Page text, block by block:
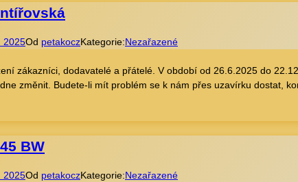
2025Od petakoczKategorie:Nezařazené
zákazníci, dodavatelé a přátelé. V období od 26.6.2025 do
změnit. Budete-li mít problém se k nám přes uzavírku dostat,
BW
2025Od petakoczKategorie:Nezařazené